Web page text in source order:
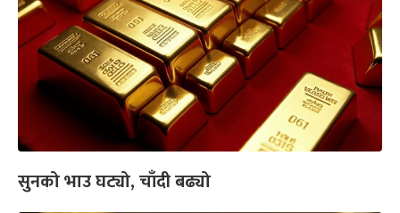
सुनको भाउ घट्यो, चाँदी बढ्यो